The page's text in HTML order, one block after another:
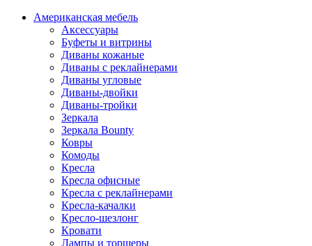
Американская мебель
Аксессуары
Буфеты и витрины
Диваны кожаные
Диваны с реклайнерами
Диваны угловые
Диваны-двойки
Диваны-тройки
Зеркала
Зеркала Bounty
Ковры
Комоды
Кресла
Кресла офисные
Кресла с реклайнерами
Кресла-качалки
Кресло-шезлонг
Кровати
Лампы и торшеры